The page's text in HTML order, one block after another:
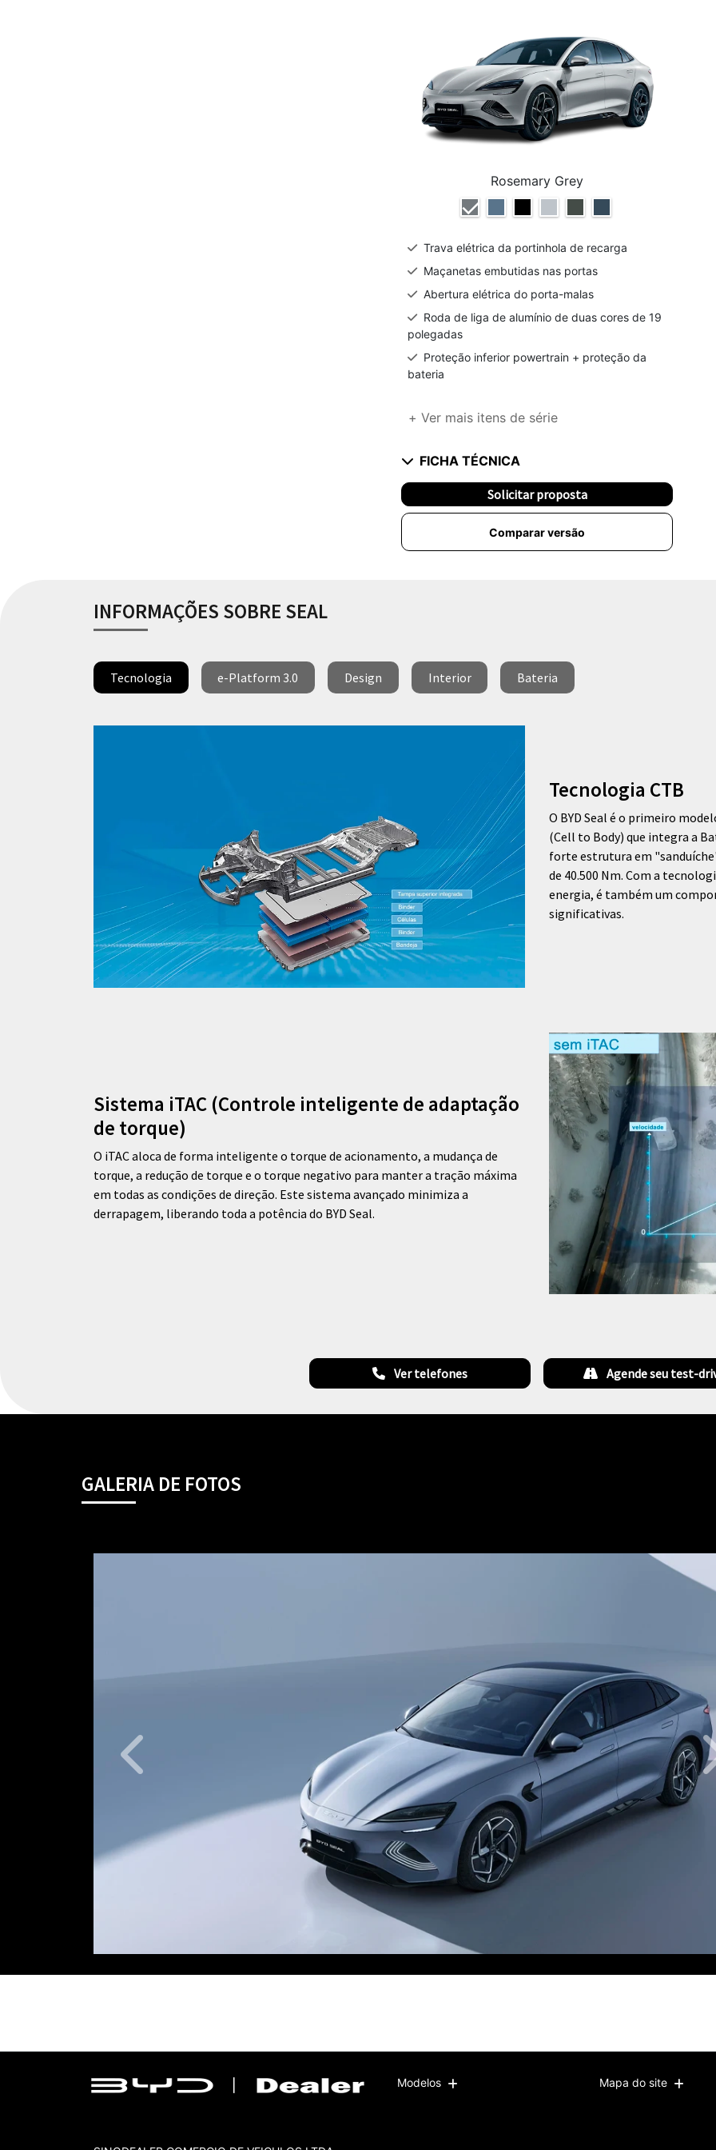
Rosemary Grey
Trava elétrica da portinhola de recarga
Maçanetas embutidas nas portas
Abertura elétrica do porta-malas
Roda de liga de alumínio de duas cores de 19
polegadas
Proteção inferior powertrain + proteção da
bateria
+ Ver mais itens de série
FICHA TÉCNICA
Solicitar proposta
Comparar versão
INFORMAÇÕES SOBRE SEAL
Tecnologia e-Platform 3.0 Design Interior Bateria
Tecnologia CTB
O BYD Seal é o primeiro
(Cell to Body) que integra a
forte estrutura em
de 40.500 Nm. Com a
energia, é também um
significativas.
Sistema iTAC (Controle inteligente de adaptação
de torque)
O iTAC aloca de forma inteligente o torque de acionamento, a mudança de
torque, a redução de torque e o torque negativo para manter a tração máxima
em todas as condições de direção. Este sistema avançado minimiza a
derrapagem, liberando toda a potência do BYD Seal.
Ver telefones Agende seu test-
GALERIA DE FOTOS
Anterior
Modelos Mapa do site